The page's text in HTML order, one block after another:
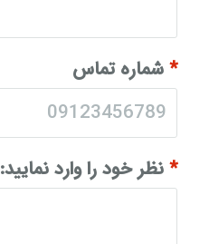
*شماره تماس
*نظر خود را وارد نمایید: